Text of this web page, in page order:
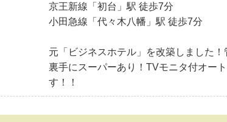
京王新線「初台」駅 徒歩7分
小田急線「代々木八幡」駅 徒歩7分
元「ビジネスホテル」を改築しました
裏手にスーパーあり！TVモニタ付オー
す！！